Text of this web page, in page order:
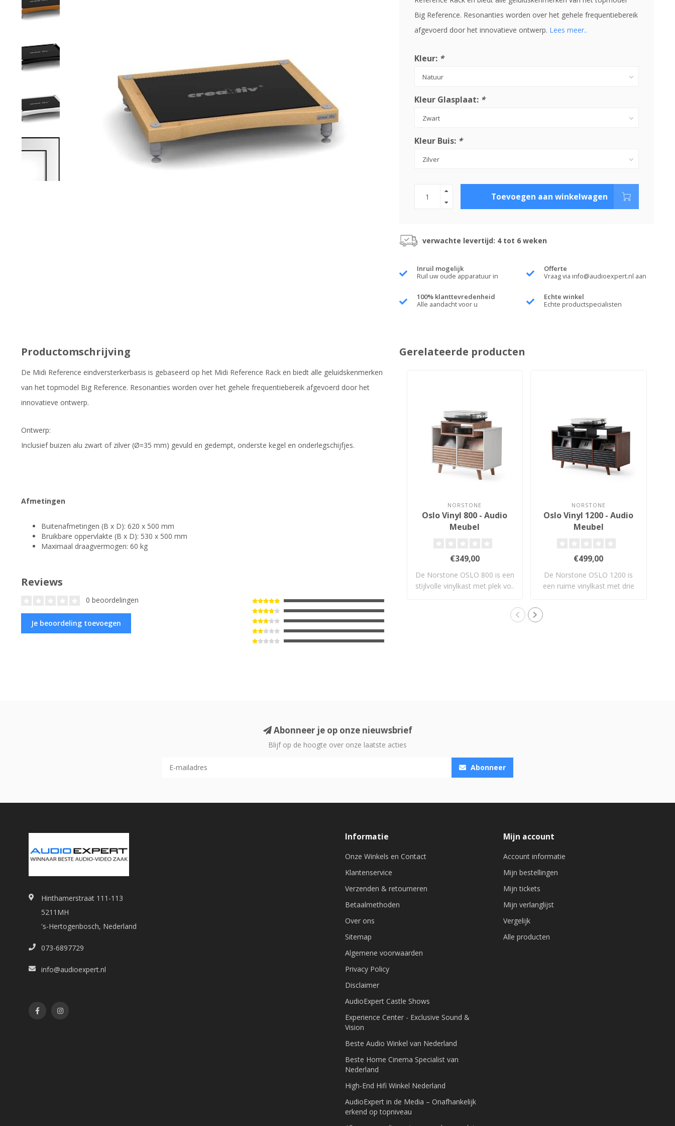
Big Reference. Resonanties worden over het gehele frequentiebereik
afgevoerd door het innovatieve ontwerp. Lees meer..
Kleur: *
Kleur Glasplaat: *
Kleur Buis: *
Toevoegen aan winkelwagen
verwachte levertijd: 4 tot 6 weken
Inruil mogelijk
Ruil uw oude apparatuur in
Offerte
Vraag via info@audioexpert.nl aan
100% klanttevredenheid
Alle aandacht voor u
Echte winkel
Echte productspecialisten
Productomschrijving
De Midi Reference eindversterkerbasis is gebaseerd op het Midi Reference Rack en biedt alle geluidskenmerken
van het topmodel Big Reference. Resonanties worden over het gehele frequentiebereik afgevoerd door het
innovatieve ontwerp.
Ontwerp:
Inclusief buizen alu zwart of zilver (Ø=35 mm) gevuld en gedempt, onderste kegel en onderlegschijfjes.
Afmetingen
Buitenafmetingen (B x D): 620 x 500 mm
Bruikbare oppervlakte (B x D): 530 x 500 mm
Maximaal draagvermogen: 60 kg
Reviews
0 beoordelingen
Je beoordeling toevoegen
Gerelateerde producten
NORSTONE
Oslo Vinyl 800 - Audio
Meubel
€349,00
De Norstone OSLO 800 is een
stijlvolle vinylkast met plek vo..
NORSTONE
Oslo Vinyl 1200 - Audio
Meubel
€499,00
De Norstone OSLO 1200 is
een ruime vinylkast met drie
Abonneer je op onze nieuwsbrief
Blijf op de hoogte over onze laatste acties
Abonneer
Hinthamerstraat 111-113
5211MH
's-Hertogenbosch, Nederland
073-6897729
info@audioexpert.nl
Informatie
Onze Winkels en Contact
Klantenservice
Verzenden & retourneren
Betaalmethoden
Over ons
Sitemap
Algemene voorwaarden
Privacy Policy
Disclaimer
AudioExpert Castle Shows
Experience Center - Exclusive Sound &
Vision
Beste Audio Winkel van Nederland
Beste Home Cinema Specialist van
Nederland
High-End Hifi Winkel Nederland
AudioExpert in de Media – Onafhankelijk
erkend op topniveau
Mijn account
Account informatie
Mijn bestellingen
Mijn tickets
Mijn verlanglijst
Vergelijk
Alle producten